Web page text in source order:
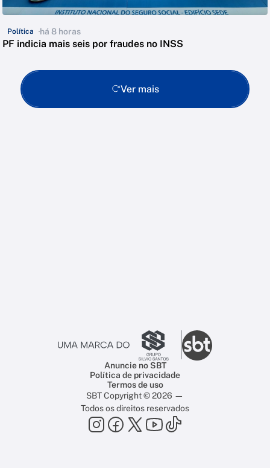
Política há 8 horas
PF indicia mais seis por fraudes no INSS
Ver mais
Anuncie no SBT
Política de privacidade
Termos de uso
SBT Copyright © 2026 —
Todos os direitos reservados